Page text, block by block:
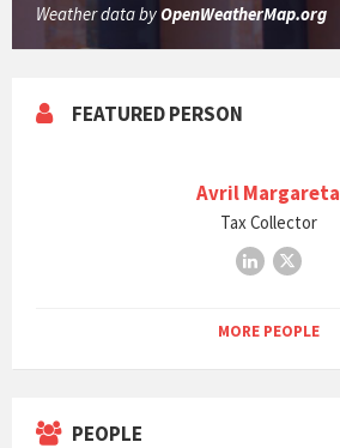
Weather data byOpenWeatherMap.org
FEATURED PERSON
Avril Margareta
Tax Collector
LinkedIn
X
MORE PEOPLE
PEOPLE